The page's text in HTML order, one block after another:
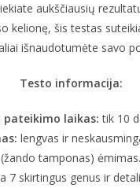
aukščiausių
kelionę, šis testas
išnaudotumėte savo
Testo informacija:
pateikimo laikas: tik 10
lengvas ir
(žando tamponas) ėmimas.
7 skirtingus genus ir